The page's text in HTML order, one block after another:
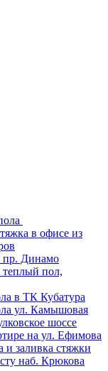
в офисе из
пр. Динамо
теплый пол,
в ТК Кубатура
ул. Камышовая
шоссе
на ул. Ефимова
заливка стяжки
наб. Крюкова